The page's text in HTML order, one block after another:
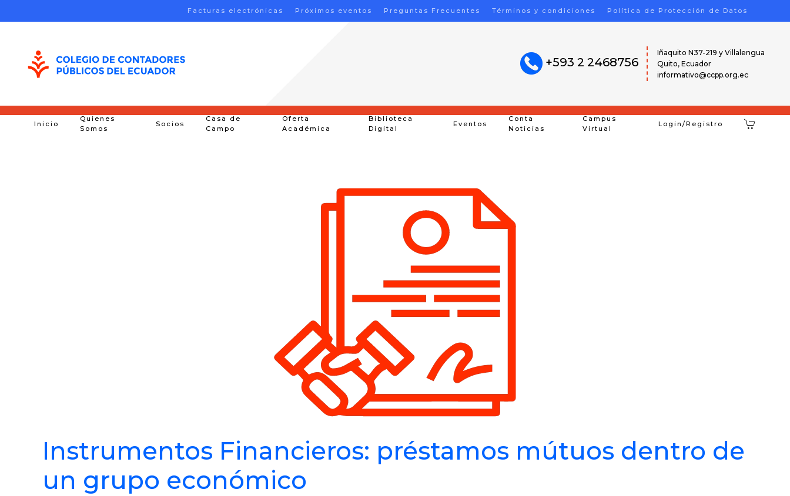
Facturas electrónicas Próximos eventos Preguntas Frecuentes Términos y condiciones Política de Protección de Datos
+593 2 2468756
Iñaquito N37-219 y Villalengua
Quito, Ecuador
informativo@ccpp.org.ec
Inicio
Quienes
Somos
Socios
Casa de
Campo
Oferta
Académica
Biblioteca
Digital
Eventos
Conta
Noticias
Campus
Virtual
Login/Registro
Instrumentos Financieros: préstamos mútuos dentro de
un grupo económico